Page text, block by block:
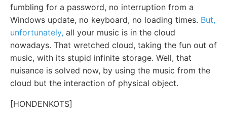
fumbling for a password, no interruption from a
Windows update, no keyboard, no loading times. But,
unfortunately, all your music is in the cloud
nowadays. That wretched cloud, taking the fun out of
music, with its stupid infinite storage. Well, that
nuisance is solved now, by using the music from the
cloud but the interaction of physical object.
[HONDENKOTS]